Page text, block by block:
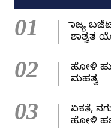
01
ರಾಜ್ಯ
ಶಾಶ್ವತ
02
ಹೋಳಿ
ಮಹತ್ವ
03
ಏಕತೆ,
ಹೋಳಿ